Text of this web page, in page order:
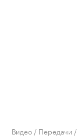
Видео / Передачи /